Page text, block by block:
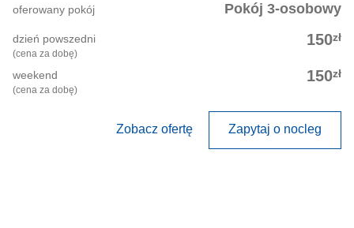
Pokój 3-osobowy
oferowany pokój
150zł
dzień powszedni
(cena za dobę)
150zł
weekend
(cena za dobę)
Zobacz ofertę Zapytaj o nocleg